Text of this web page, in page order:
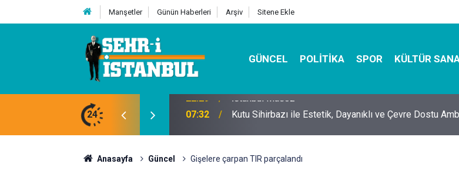
Manşetler Günün Haberleri Arşiv Sitene Ekle
GÜNCEL POLITIKA SPOR KÜLTÜR
24 07:32 Kutu Sihirbazı ile Estetik, Dayanıklı ve Çevre Dostu
Anasayfa Güncel Gişelere çarpan TIR parçalandı